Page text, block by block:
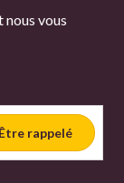
nous vous
Être rappelé